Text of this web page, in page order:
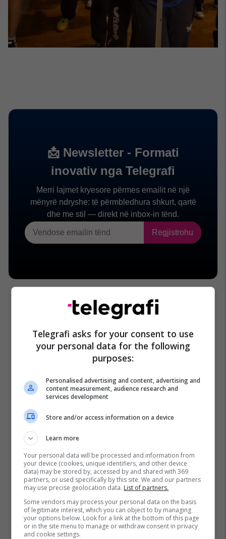
Telegrafi asks for your consent to use
your personal data for the following
purposes:
Personalised advertising and content, advertising and
content measurement, audience research and
services development
Store and/or access information on a device
Learn more
Your personal data will be processed and information from
your device (cookies, unique identifiers, and other device
data) may be stored by, accessed by and shared with 369
partners, or used specifically by this site. We and our partners
may use precise geolocation data. List of partners.
Some vendors may process your personal data on the basis
of legitimate interest, which you can object to by managing
your options below. Look for a link at the bottom of this page
or in the site menu to manage or withdraw consent in privacy
and cookie settings.